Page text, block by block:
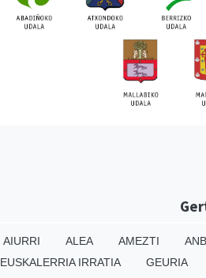
AIURRI ALEA AMEZTI
EUSKALERRIA IRRATIA GEURIA